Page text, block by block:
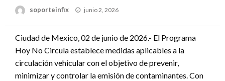
soporteinfix
Publicado
junio 2, 2026
Ciudad de Mexico, 02 de junio de 2026.- El Programa
Hoy No Circula establece medidas aplicables a la
circulación vehicular con el objetivo de prevenir,
minimizar y controlar la emisión de contaminantes. Con